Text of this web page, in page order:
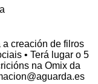
a creación de filros
• Terá lugar o 5
na Omix da